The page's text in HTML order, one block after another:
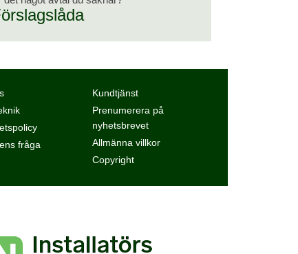
fråga
Kundtjänst
Prenumerera på
nyhetsbrevet
Allmänna villkor
Copyright